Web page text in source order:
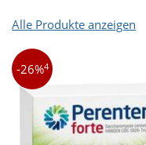
Alle Produkte anzeigen
-26%4